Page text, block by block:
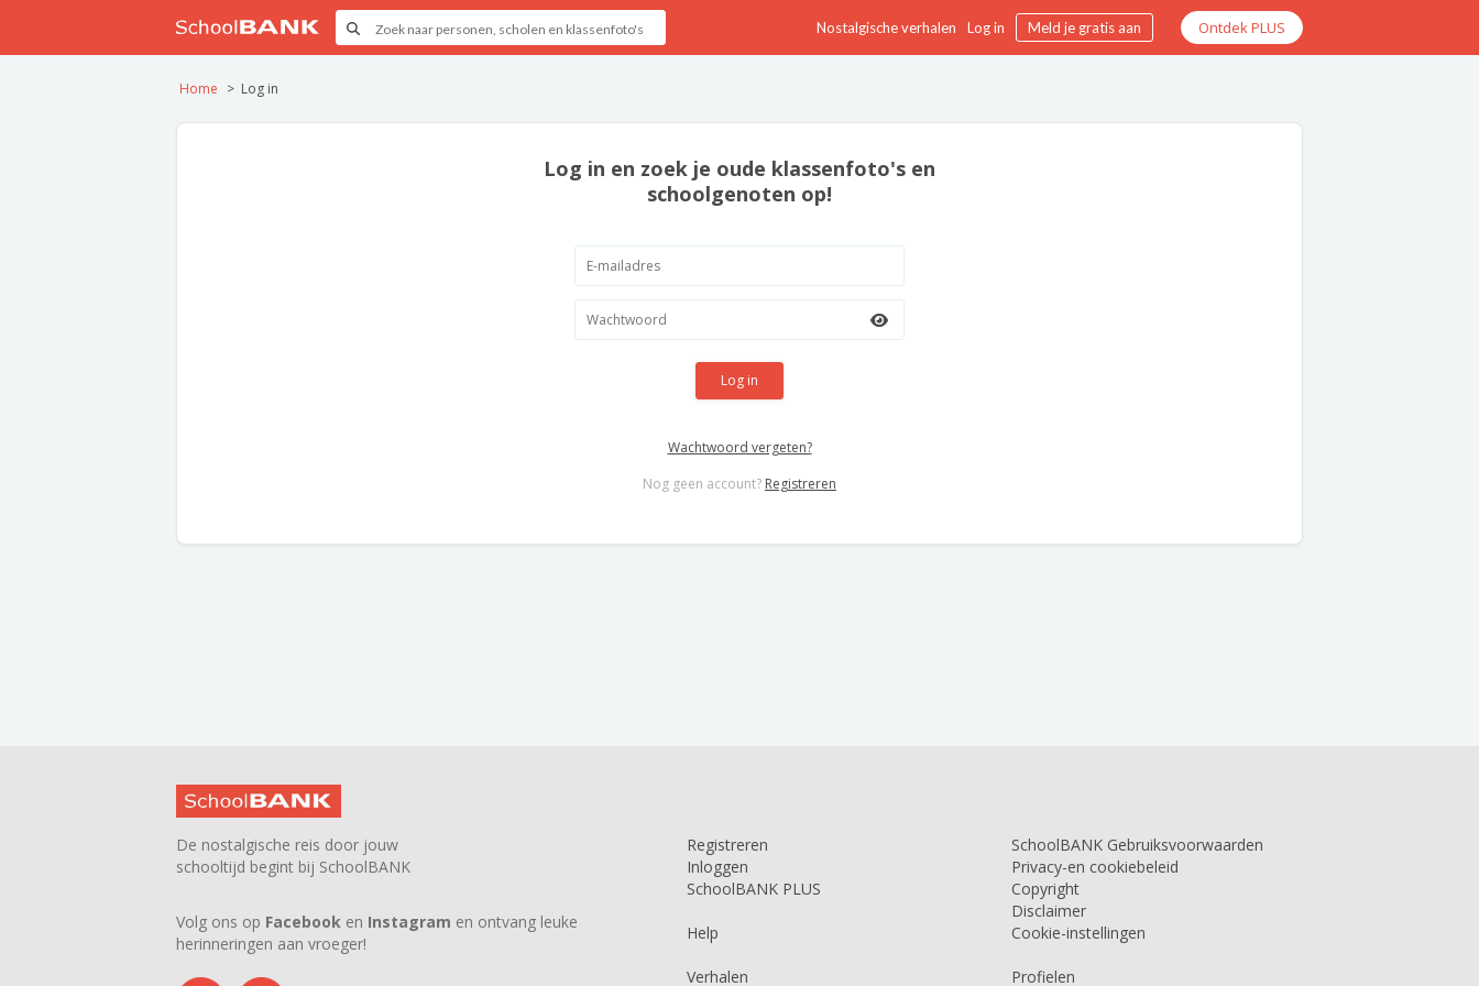
Nostalgische verhalen Log in Meld je gratis aan Ontdek PLUS
Home Log in
Log in en zoek je oude klassenfoto's en
schoolgenoten op!
Log in
Wachtwoord vergeten?
Nog geen account? Registreren
De nostalgische reis door jouw
schooltijd begint bij SchoolBANK
Volg ons op Facebook en Instagram en ontvang leuke
herinneringen aan vroeger!
Registreren
Inloggen
SchoolBANK PLUS
Help
Verhalen
SchoolBANK Gebruiksvoorwaarden
Privacy-en cookiebeleid
Copyright
Disclaimer
Cookie-instellingen
Profielen